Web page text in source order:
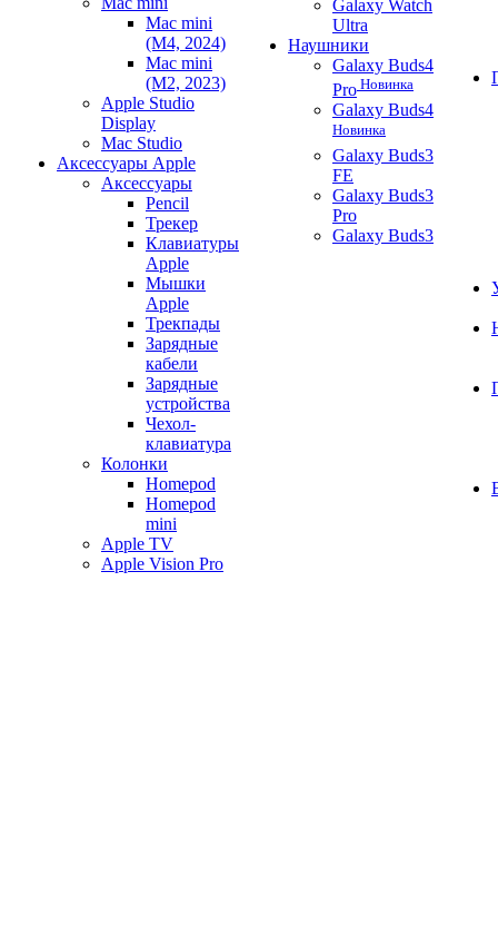
Mac mini
(M4, 2024)
Mac mini
(M2, 2023)
Apple Studio
Display
Mac Studio
Аксессуары Apple
Аксессуары
Pencil
Трекер
Клавиатуры
Apple
Мышки
Apple
Трекпады
Зарядные
кабели
Зарядные
устройства
Чехол-
клавиатура
Колонки
Homepod
Homepod
mini
Apple TV
Apple Vision Pro
Galaxy Watch
Ultra
Наушники
Galaxy Buds4
Pro Новинка
Galaxy Buds4
Новинка
Galaxy Buds3
FE
Galaxy Buds3
Pro
Galaxy Buds3